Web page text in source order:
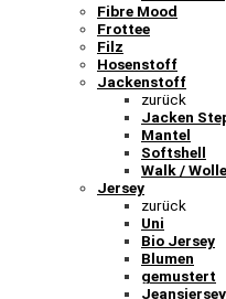
Fibre Mood
Frottee
Filz
Hosenstoff
Jackenstoff
zurück
Jacken
Mantel
Softshell
Walk / Wolle
Jersey
zurück
Uni
Bio Jersey
Blumen
gemustert
Jeansjersey